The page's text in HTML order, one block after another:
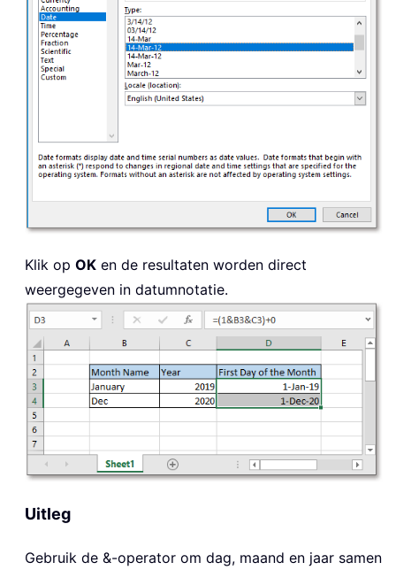
Klik op OK en de resultaten worden direct
weergegeven in datumnotatie.
Uitleg
Gebruik de &-operator om dag, maand en jaar samen